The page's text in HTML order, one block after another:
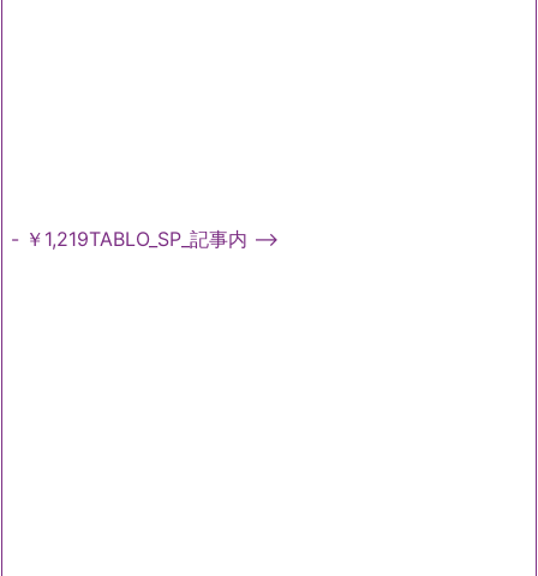
- ￥1,219TABLO_SP_記事内 -->